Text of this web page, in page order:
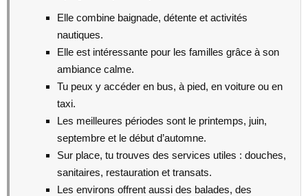
Elle combine baignade, détente et activités
nautiques.
Elle est intéressante pour les familles grâce à son
ambiance calme.
Tu peux y accéder en bus, à pied, en voiture ou en
taxi.
Les meilleures périodes sont le printemps, juin,
septembre et le début d’automne.
Sur place, tu trouves des services utiles : douches,
sanitaires, restauration et transats.
Les environs offrent aussi des balades, des